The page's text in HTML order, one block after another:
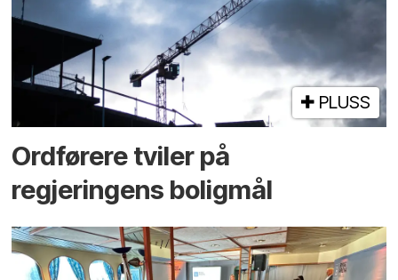
PLUSS
Ordførere tviler på
regjeringens boligmål